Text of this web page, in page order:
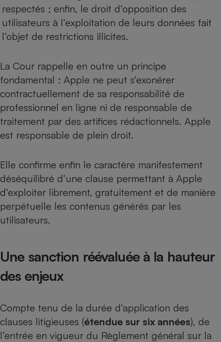
respectés ; enfin, le droit d’opposition des
utilisateurs à l’exploitation de leurs données fait
l’objet de restrictions illicites.
La Cour rappelle en outre un principe
fondamental : Apple ne peut s’exonérer
contractuellement de sa responsabilité de
professionnel en ligne ni de responsable de
traitement par des artifices rédactionnels. Apple
est responsable de plein droit.
Elle confirme enfin le caractère manifestement
déséquilibré d’une clause permettant à Apple
d’exploiter librement, gratuitement et de manière
perpétuelle les contenus générés par les
utilisateurs.
Une sanction réévaluée à la hauteur
des enjeux
Compte tenu de la durée d’application des
clauses litigieuses (étendue sur six années), de
l’entrée en vigueur du Règlement général sur la